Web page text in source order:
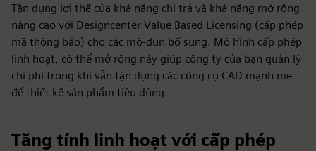
Tận dụng lợi thế của khả năng chi trả và khả năng mở rộng
nâng cao với Designcenter Value Based Licensing (cấp phép
mã thông báo) cho các mô-đun bổ sung. Mô hình cấp phép
linh hoạt, có thể mở rộng này giúp công ty của bạn quản lý
chi phí trong khi vẫn tận dụng các công cụ CAD mạnh mẽ
để thiết kế sản phẩm tiêu dùng.
Tăng tính linh hoạt với cấp phép